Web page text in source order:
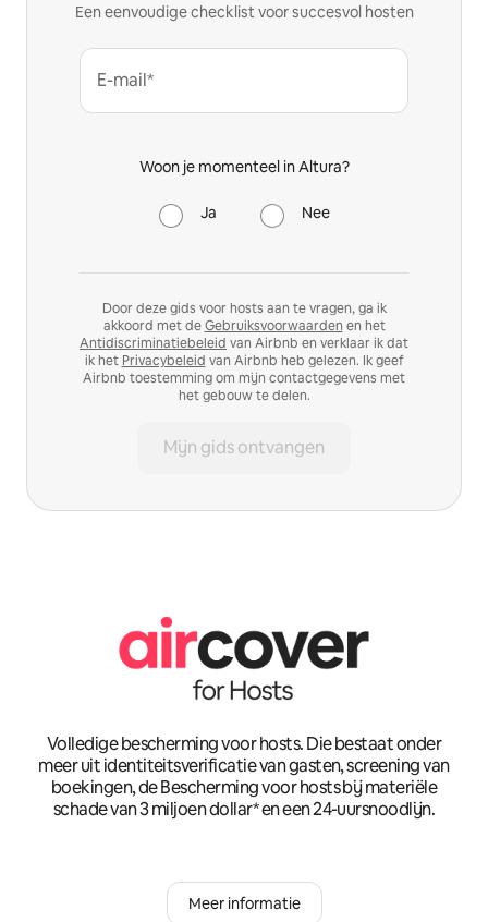
Een eenvoudige checklist voor succesvol hosten
E-mail*
Woon je momenteel in Altura?
Ja Nee
Door deze gids voor hosts aan te vragen, ga ik
akkoord met deGebruiksvoorwaarden en het
Antidiscriminatiebeleid van Airbnb en verklaar ik dat
ik het Privacybeleid van Airbnb heb gelezen. Ik geef
Airbnb toestemming om mijn contactgegevens met
het gebouw te delen.
Mijn gids ontvangen
Volledige bescherming voor hosts. Die bestaat onder
meer uit identiteitsverificatie van gasten, screening van
boekingen, de Bescherming voor hosts bij materiële
schade van 3 miljoen dollar* en een 24-uursnoodlijn.
Meer informatie